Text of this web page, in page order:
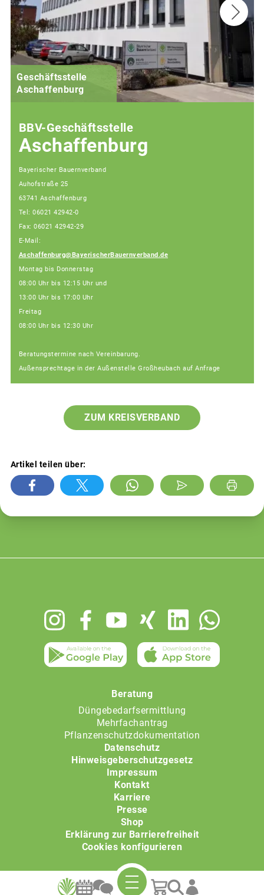
Geschäftsstelle
Aschaffenburg
BBV-Geschäftsstelle
Aschaffenburg
Bayerischer Bauernverband
Auhofstraße 25
63741 Aschaffenburg
Tel: 06021 42942-0
Fax: 06021 42942-29
E-Mail:
Aschaffenburg@BayerischerBauernverband.de
Montag bis Donnerstag
08:00 Uhr bis 12:15 Uhr und
13:00 Uhr bis 17:00 Uhr
Freitag
08:00 Uhr bis 12:30 Uhr
Beratungstermine nach Vereinbarung.
Außensprechtage in der Außenstelle Großheubach auf Anfrage
ZUM KREISVERBAND
Artikel teilen über:
Beratung
Düngebedarfsermittlung
Mehrfachantrag
Pflanzenschutzdokumentation
Datenschutz
Hinweisgeberschutzgesetz
Impressum
Kontakt
Karriere
Presse
Shop
Erklärung zur Barrierefreiheit
Cookies konfigurieren